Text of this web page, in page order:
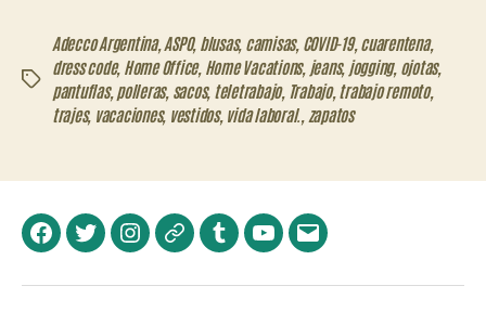
Etiquetas
Adecco Argentina, ASPO, blusas, camisas, COVID-19, cuarentena,
dress code, Home Office, Home Vacations, jeans, jogging, ojotas,
pantuflas, polleras, sacos, teletrabajo, Trabajo, trabajo remoto,
trajes, vacaciones, vestidos, vida laboral. zapatos
FacebookTwitterInstagramTelegramTumblrYouTubeCorreo